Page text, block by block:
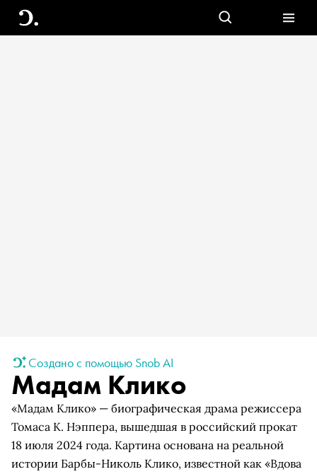
Создано с помощью Snob AI
Мадам Клико
«Мадам Клико» — биографическая драма режиссера
Томаса К. Нэппера, вышедшая в российский прокат
18 июля 2024 года. Картина основана на реальной
истории Барбы-Николь Клико, известной как «Вдова